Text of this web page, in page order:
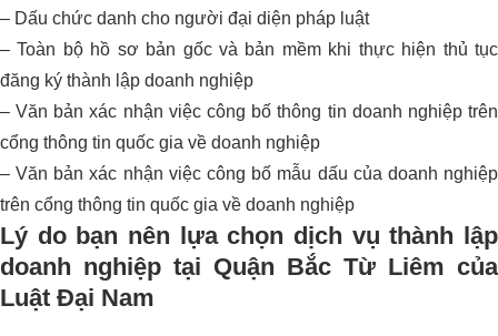
– Dấu chức danh cho người đại diện pháp luật
– Toàn bộ hồ sơ bản gốc và bản mềm khi thực hiện thủ tục
đăng ký thành lập doanh nghiệp
– Văn bản xác nhận việc công bố thông tin doanh nghiệp trên
cổng thông tin quốc gia về doanh nghiệp
– Văn bản xác nhận việc công bố mẫu dấu của doanh nghiệp
trên cổng thông tin quốc gia về doanh nghiệp
Lý do bạn nên lựa chọn dịch vụ thành lập
doanh nghiệp tại Quận Bắc Từ Liêm của
Luật Đại Nam